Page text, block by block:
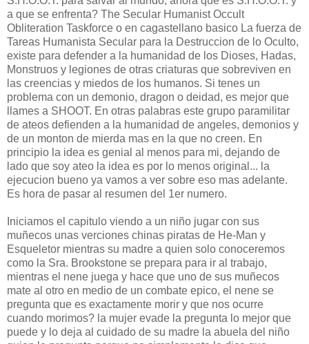
a que se enfrenta? The Secular Humanist Occult
Obliteration Taskforce o en cagastellano basico La fuerza de
Tareas Humanista Secular para la Destruccion de lo Oculto,
existe para defender a la humanidad de los Dioses, Hadas,
Monstruos y legiones de otras criaturas que sobreviven en
las creencias y miedos de los humanos. Si tenes un
problema con un demonio, dragon o deidad, es mejor que
llames a SHOOT. En otras palabras este grupo paramilitar
de ateos defienden a la humanidad de angeles, demonios y
de un monton de mierda mas en la que no creen. En
principio la idea es genial al menos para mi, dejando de
lado que soy ateo la idea es por lo menos original... la
ejecucion bueno ya vamos a ver sobre eso mas adelante.
Es hora de pasar al resumen del 1er numero.
Iniciamos el capitulo viendo a un niño jugar con sus
muñecos unas verciones chinas piratas de He-Man y
Esqueletor mientras su madre a quien solo conoceremos
como la Sra. Brookstone se prepara para ir al trabajo,
mientras el nene juega y hace que uno de sus muñecos
mate al otro en medio de un combate epico, el nene se
pregunta que es exactamente morir y que nos ocurre
cuando morimos? la mujer evade la pregunta lo mejor que
puede y lo deja al cuidado de su madre la abuela del niño